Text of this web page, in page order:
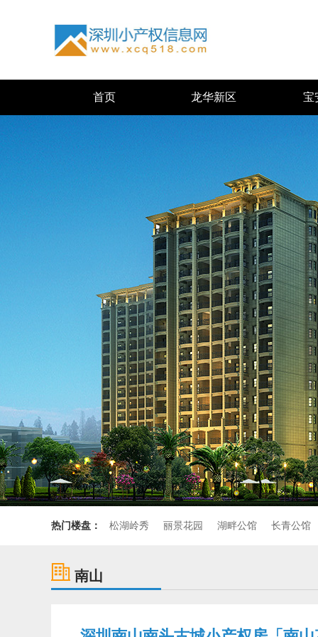
首页 龙华新区 宝
热门楼盘： 松湖岭秀 丽景花园 湖畔公馆 长青公馆
南山